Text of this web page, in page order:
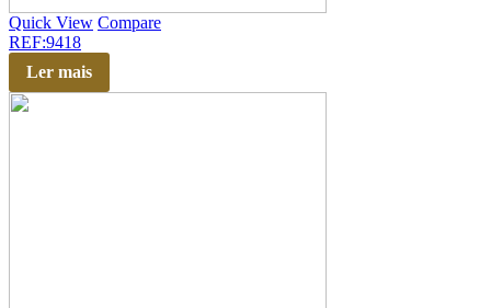
Quick View Compare
REF:9418
Ler mais